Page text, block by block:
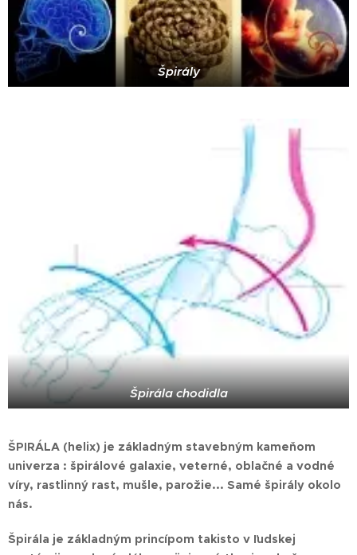
Špirály
Špirála chodidla
ŠPIRÁLA (helix) je základným stavebným kameňom
univerza : špirálové galaxie, veterné, oblačné a vodné
víry, rastlinný rast, mušle, parožie... Samé špirály okolo
nás.
Špirála je základným princípom takisto v ľudskej